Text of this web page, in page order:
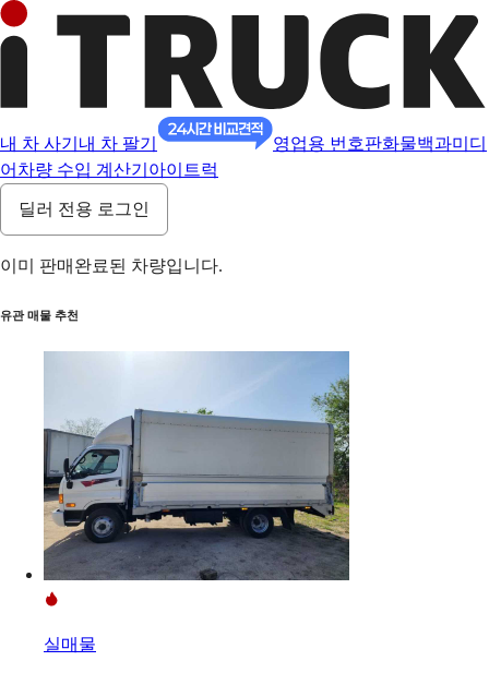
내 차 사기 내 차 팔기 영업용 번호판화물백과미디
어 차량 수입 계산기 아이트럭
딜러 전용 로그인
이미 판매완료된 차량입니다.
유관 매물 추천
실매물